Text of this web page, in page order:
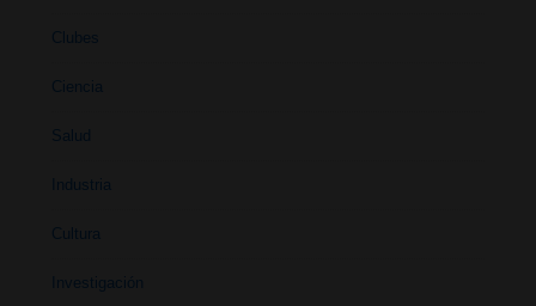
Clubes
Ciencia
Salud
Industria
Cultura
Investigación